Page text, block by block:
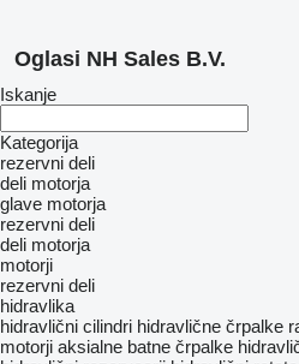
Oglasi NH Sales B.V.
Iskanje
Kategorija
rezervni deli
deli motorja
glave motorja
rezervni deli
deli motorja
motorji
rezervni deli
hidravlika
hidravlični cilindri hidravlične črpalke
motorji aksialne batne črpalke